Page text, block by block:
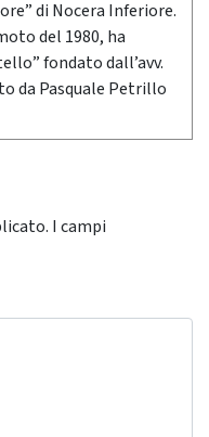
di Nocera Inferiore.
del 1980, ha
fondato dall’avv.
da Pasquale Petrillo
I campi